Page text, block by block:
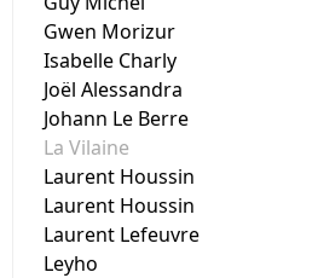
Gwen Morizur
Isabelle Charly
Joël Alessandra
Johann Le Berre
La Vilaine
Laurent Houssin
Laurent Houssin
Laurent Lefeuvre
Leyho